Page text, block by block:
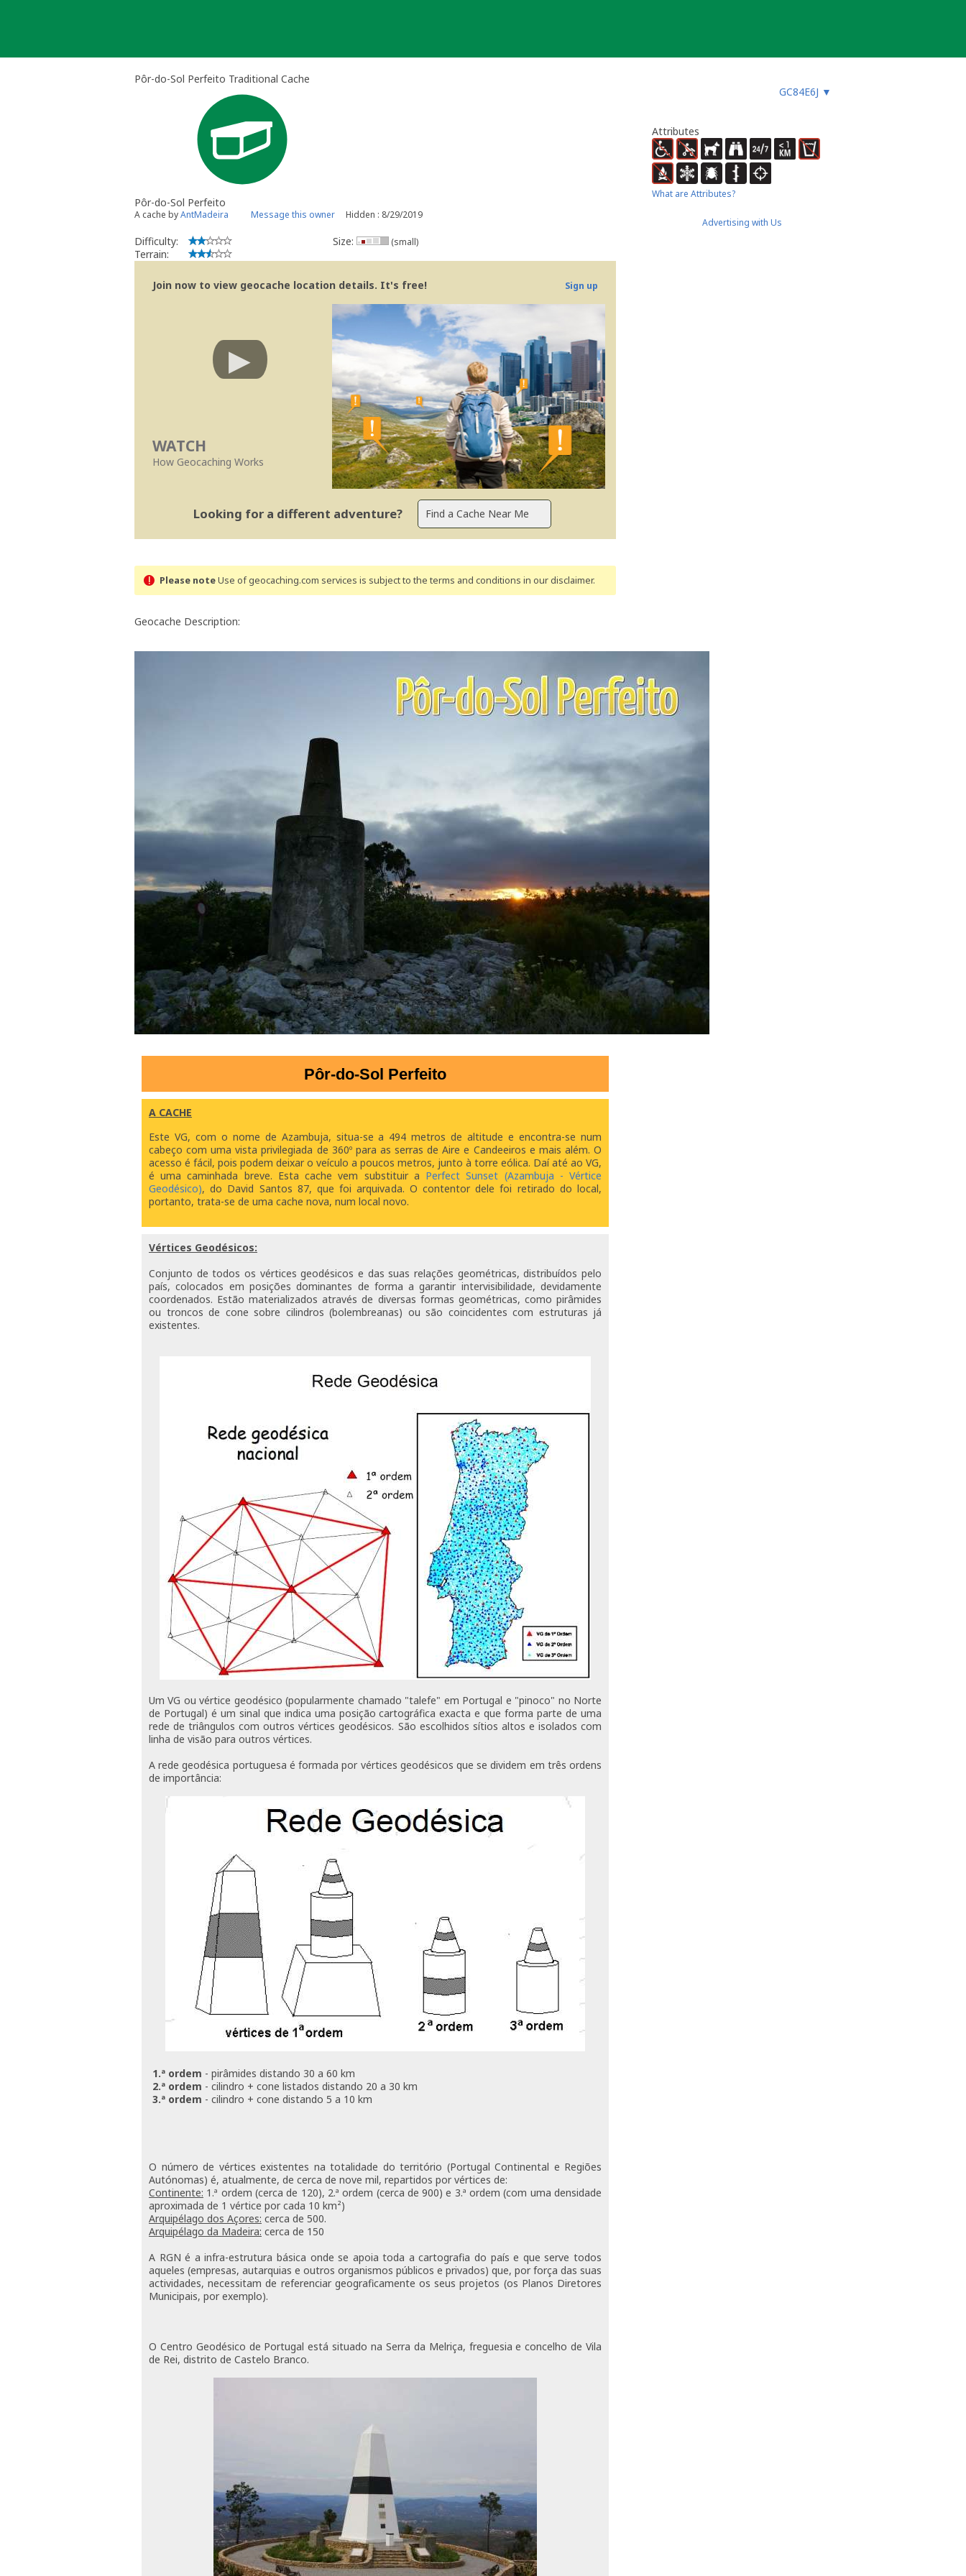
Pôr-do-Sol Perfeito Traditional Cache
GC84E6J ▼
Pôr-do-Sol Perfeito
A cache byAntMadeira Message this owner Hidden : 8/29/2019
Difficulty:
Terrain:
Size: (small)
Join now to view geocache location details. It's free! Sign up
WATCH
How Geocaching Works
Looking for a different adventure?
Please noteUse of geocaching.com services is subject to the terms and conditions in our disclaimer.
Geocache Description:
Pôr-do-Sol Perfeito
A CACHE
Este VG, com o nome de Azambuja, situa-se a 494 metros de altitude e encontra-se num
cabeço com uma vista privilegiada de 360º para as serras de Aire e Candeeiros e mais além. O
acesso é fácil, pois podem deixar o veículo a poucos metros, junto à torre eólica. Daí até ao VG,
é uma caminhada breve. Esta cache vem substituir a Perfect Sunset (Azambuja - Vértice
Geodésico), do David Santos 87, que foi arquivada. O contentor dele foi retirado do local,
portanto, trata-se de uma cache nova, num local novo.
Vértices Geodésicos:
Conjunto de todos os vértices geodésicos e das suas relações geométricas, distribuídos pelo
país, colocados em posições dominantes de forma a garantir intervisibilidade, devidamente
coordenados. Estão materializados através de diversas formas geométricas, como pirâmides
ou troncos de cone sobre cilindros (bolembreanas) ou são coincidentes com estruturas já
existentes.
Um VG ou vértice geodésico (popularmente chamado "talefe" em Portugal e "pinoco" no Norte
de Portugal) é um sinal que indica uma posição cartográfica exacta e que forma parte de uma
rede de triângulos com outros vértices geodésicos. São escolhidos sítios altos e isolados com
linha de visão para outros vértices.
A rede geodésica portuguesa é formada por vértices geodésicos que se dividem em três ordens
de importância:
1.ª ordem - pirâmides distando 30 a 60 km
2.ª ordem - cilindro + cone listados distando 20 a 30 km
3.ª ordem - cilindro + cone distando 5 a 10 km
O número de vértices existentes na totalidade do território (Portugal Continental e Regiões
Autónomas) é, atualmente, de cerca de nove mil, repartidos por vértices de:
Continente: 1.ª ordem (cerca de 120), 2.ª ordem (cerca de 900) e 3.ª ordem (com uma densidade
aproximada de 1 vértice por cada 10 km²)
Arquipélago dos Açores: cerca de 500.
Arquipélago da Madeira: cerca de 150
A RGN é a infra-estrutura básica onde se apoia toda a cartografia do país e que serve todos
aqueles (empresas, autarquias e outros organismos públicos e privados) que, por força das suas
actividades, necessitam de referenciar geograficamente os seus projetos (os Planos Diretores
Municipais, por exemplo).
O Centro Geodésico de Portugal está situado na Serra da Melriça, freguesia e concelho de Vila
de Rei, distrito de Castelo Branco.
Attributes
What are Attributes?
Advertising with Us